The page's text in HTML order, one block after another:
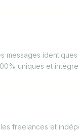
messages
uniques et
freelances et